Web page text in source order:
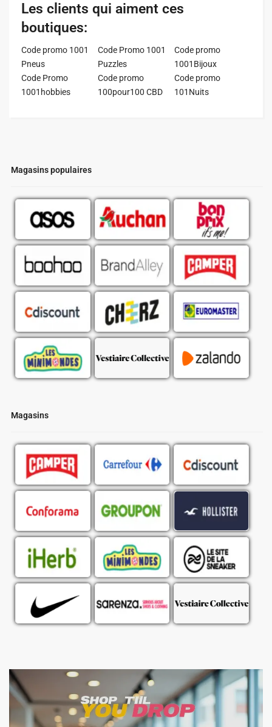
Magasins populaires
Magasins
Les clients qui aiment ces
boutiques:
Code promo 1001
Pneus
Code Promo 1001
Puzzles
Code promo
1001Bijoux
Code Promo
1001hobbies
Code promo
100pour100 CBD
Code promo
101Nuits